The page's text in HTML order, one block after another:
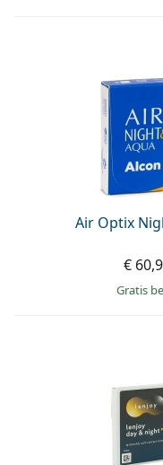
Air Optix
€
Gratis